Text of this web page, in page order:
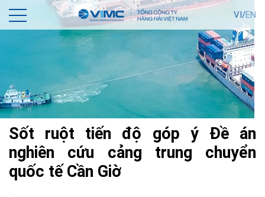
VI/EN
Sốt ruột tiến độ góp ý Đề án
nghiên cứu cảng trung chuyển
quốc tế Cần Giờ